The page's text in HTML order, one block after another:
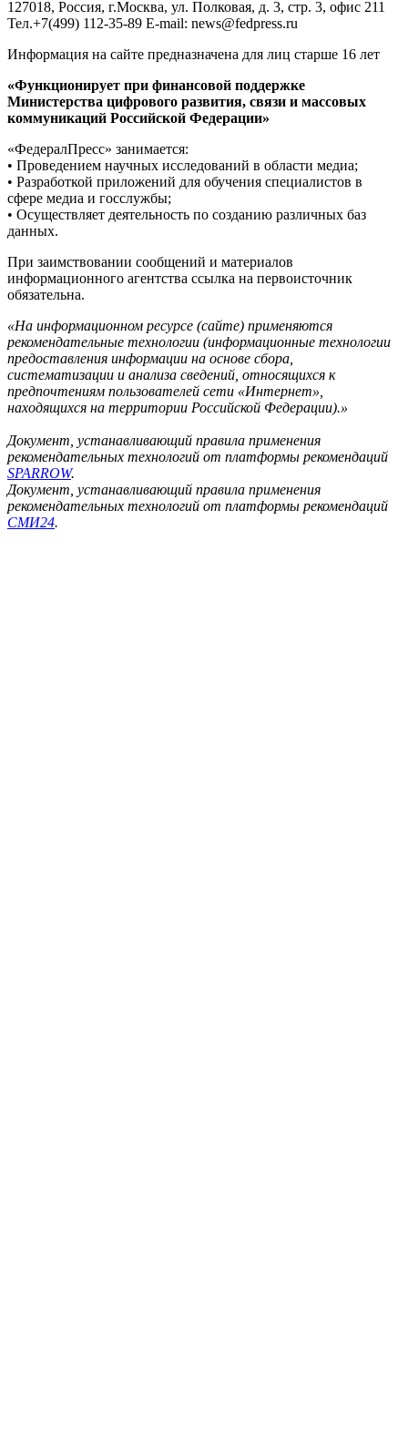
127018, Россия, г.Москва, ул. Полковая, д. 3, стр. 3, офис 211
Тел.+7(499) 112-35-89 E-mail: news@fedpress.ru
Информация на сайте предназначена для лиц старше 16 лет
«Функционирует при финансовой поддержке
Министерства цифрового развития, связи и массовых
коммуникаций Российской Федерации»
«ФедералПресс» занимается:
• Проведением научных исследований в области медиа;
• Разработкой приложений для обучения специалистов в
сфере медиа и госслужбы;
• Осуществляет деятельность по созданию различных баз
данных.
При заимствовании сообщений и материалов
информационного агентства ссылка на первоисточник
обязательна.
«На информационном ресурсе (сайте) применяются
рекомендательные технологии (информационные технологии
предоставления информации на основе сбора,
систематизации и анализа сведений, относящихся к
предпочтениям пользователей сети «Интернет»,
находящихся на территории Российской Федерации).»
Документ, устанавливающий правила применения
рекомендательных технологий от платформы рекомендаций
SPARROW.
Документ, устанавливающий правила применения
рекомендательных технологий от платформы рекомендаций
СМИ24.